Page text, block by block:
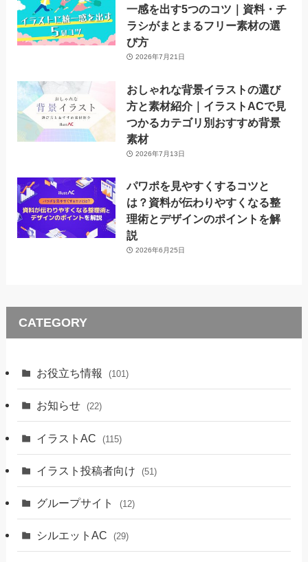
一感を出す5つのコツ｜資料・チ
ラシがまとまるフリー素材の選
び方
2026年7月21日
おしゃれな背景イラストの選び
方と素材紹介｜イラストACで見
つかるカテゴリ別おすすめ背景
素材
2026年7月13日
パワポを見やすくするコツと
は？資料が伝わりやすくなる整
理術とデザインのポイントを解
説
2026年6月25日
CATEGORY
お役立ち情報 (101)
お知らせ (22)
イラストAC (115)
イラスト投稿者向け (51)
グループサイト (12)
シルエットAC (29)